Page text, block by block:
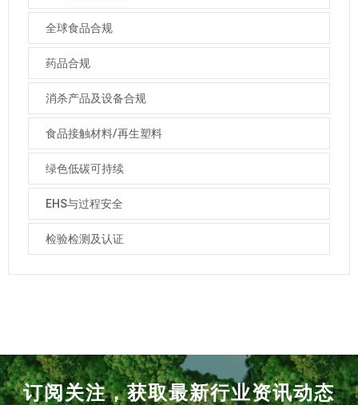
全球食品合规
药品合规
消杀产品及设备合规
食品接触材料/再生塑料
绿色低碳可持续
EHS与过程安全
检验检测及认证
订阅关注，获取最新行业资讯动态